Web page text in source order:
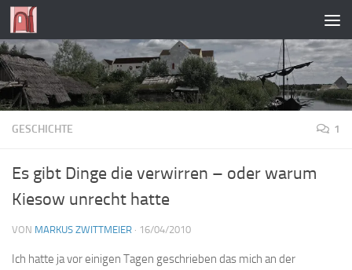
Zum Inhalt springen
GESCHICHTE 1
Es gibt Dinge die verwirren – oder warum
Kiesow unrecht hatte
VON MARKUS ZWITTMEIER · 16/04/2010
Ich hatte ja vor einigen Tagen geschrieben das mich an der